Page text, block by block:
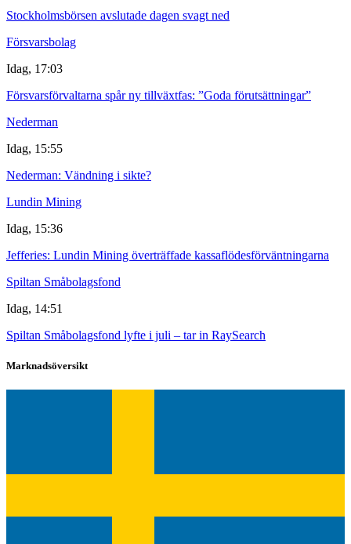
Stockholmsbörsen avslutade dagen svagt ned
Försvarsbolag
Idag, 17:03
Försvarsförvaltarna spår ny tillväxtfas: ”Goda förutsättningar”
Nederman
Idag, 15:55
Nederman: Vändning i sikte?
Lundin Mining
Idag, 15:36
Jefferies: Lundin Mining överträffade kassaflödesförväntningarna
Spiltan Småbolagsfond
Idag, 14:51
Spiltan Småbolagsfond lyfte i juli – tar in RaySearch
Marknadsöversikt